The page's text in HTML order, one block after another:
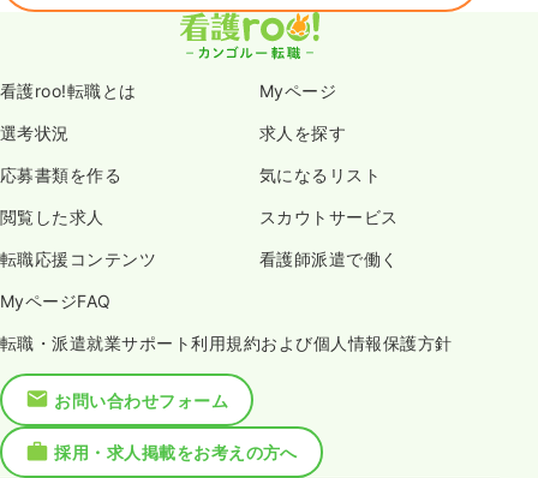
看護roo!転職とは Myページ
選考状況 求人を探す
応募書類を作る 気になるリスト
閲覧した求人 スカウトサービス
転職応援コンテンツ 看護師派遣で働く
MyページFAQ
転職・派遣就業サポート利用規約および個人情報保護方針
お問い合わせフォーム
採用・求人掲載をお考えの方へ